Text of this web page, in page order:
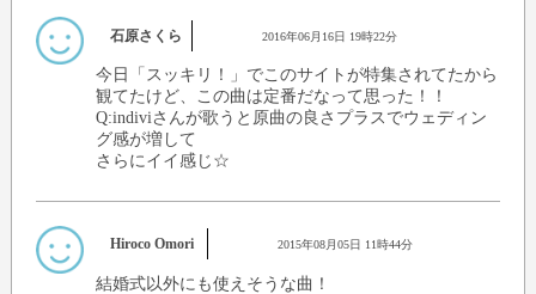
石原さくら 2016年06月16日 19時22分
今日「スッキリ！」でこのサイトが特集されてたから
観てたけど、この曲は定番だなって思った！！
Q:indiviさんが歌うと原曲の良さプラスでウェディン
グ感が増して
さらにイイ感じ☆
Hiroco Omori 2015年08月05日 11時44分
結婚式以外にも使えそうな曲！